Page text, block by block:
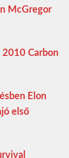
McGregor
2010 Carbon
Elon
első